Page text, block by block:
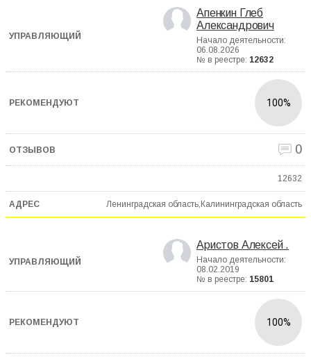
Апенкин Глеб
Александрович
Начало деятельности:
06.08.2026
№ в реестре: 12632
100%
0
12632
Ленинградская область,Калининградская область
Аристов Алексей .
Начало деятельности:
08.02.2019
№ в реестре: 15801
100%